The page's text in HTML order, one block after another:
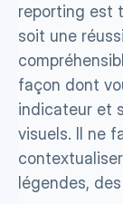
reporting est
soit une
façon dont
indicateur et
visuels. Il ne
légendes,